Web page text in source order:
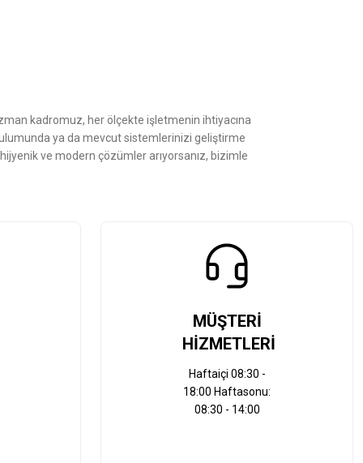
kadromuz, her ölçekte işletmenin ihtiyacına
ya da mevcut sistemlerinizi geliştirme
ve modern çözümler arıyorsanız, bizimle
MÜŞTERİ
HİZMETLERİ
Haftaiçi 08:30 -
18:00 Haftasonu:
08:30 - 14:00